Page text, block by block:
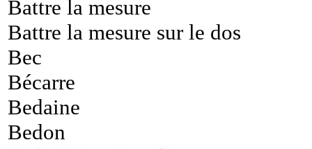
Battre la mesure
Battre la mesure sur le dos
Bec
Bécarre
Bedaine
Bedon